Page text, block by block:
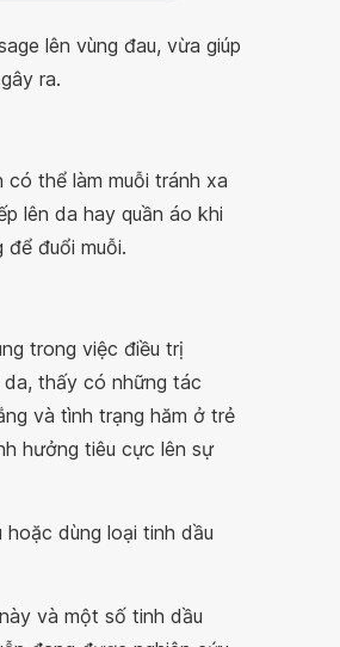
lên vùng đau, vừa giúp
ra.
thể làm muỗi tránh xa
lên da hay quần áo khi
đuổi muỗi.
trong việc điều trị
thấy có những tác
và tình trạng hăm ở trẻ
hưởng tiêu cực lên sự
dùng loại tinh dầu
và một số tinh dầu